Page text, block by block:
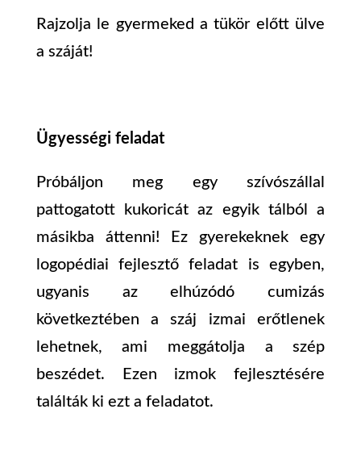
Rajzolja le gyermeked a tükör előtt ülve
a száját!
Ügyességi feladat
Próbáljon meg egy szívószállal
pattogatott kukoricát az egyik tálból a
másikba áttenni! Ez gyerekeknek egy
logopédiai fejlesztő feladat is egyben,
ugyanis az elhúzódó cumizás
következtében a száj izmai erőtlenek
lehetnek, ami meggátolja a szép
beszédet. Ezen izmok fejlesztésére
találták ki ezt a feladatot.